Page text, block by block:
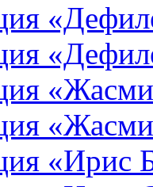
«Ирис